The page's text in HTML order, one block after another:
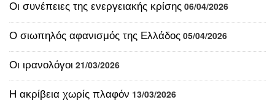
Ο σιωπηλός αφανισμός της Ελλάδος 05/04/2026
Οι ιρανολόγοι 21/03/2026
Η ακρίβεια χωρίς πλαφόν
Στρατηγική καταναγκασμού στο Ιράν